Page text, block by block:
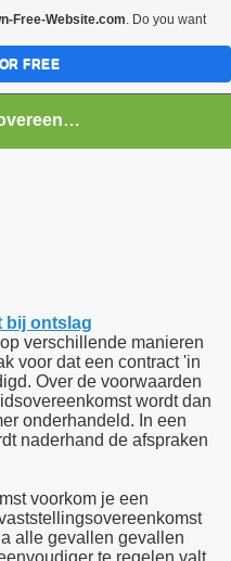
Vaststellingsovereenkomst-bij-ontslag
verschillende manieren
voor dat een contract 'in
Over de voorwaarden
wordt dan
onderhandeld. In een
naderhand de afspraken
voorkom je een
alle gevallen gevallen
te regelen valt,
Free-Website.com. Do you want
FREE